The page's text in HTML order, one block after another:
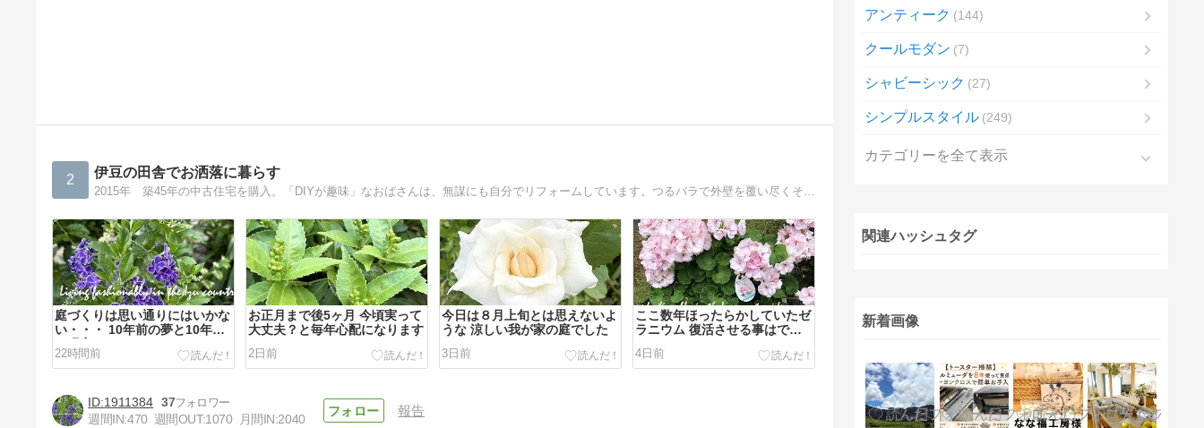
2 伊豆の田舎でお洒落に暮らす
庭づくりは思い通りにはいかな
い・・・ 10年前の夢と10年後
の現実
22時間前
お正月まで後5ヶ月 今頃実って
大丈夫？と毎年心配になります
2日前
今日は８月上旬とは思えないよ
うな 涼しい我が家の庭でした
3日前
ここ数年ほったらかしていたゼ
ラニウム 復活させる事はでき
るのか？
4日前
1911384 37
週間IN:470 週間OUT:1070 月間IN:2040
報告
アンティーク 144
クールモダン 7
シャビーシック 27
シンプルスタイル 249
カテゴリーを全て表示
関連ハッシュタグ
新着画像